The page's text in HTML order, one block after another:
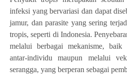
infeksi yang bervariasi dan dapat
jamur, dan parasite yang sering
tropis, seperti di Indonesia.
melalui berbagai mekanisme,
antar-individu maupun melalui
serangga, yang berperan sebagai